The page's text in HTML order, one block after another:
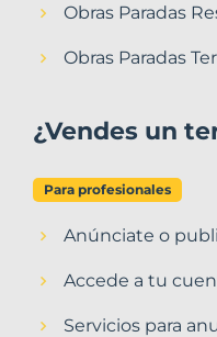
Obras Paradas
Obras Paradas
¿Vendes un
Para profesionales
Anúnciate o
Accede a tu
Servicios para